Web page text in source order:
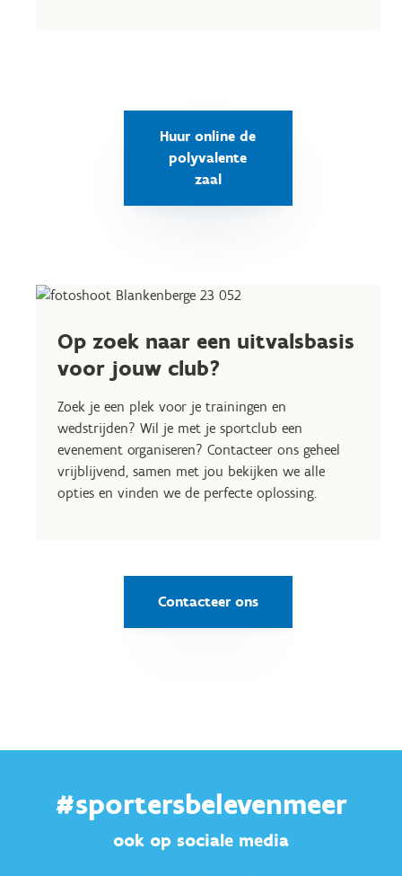
Huur online de
polyvalente
zaal
Op zoek naar een uitvalsbasis
voor jouw club?
Zoek je een plek voor je trainingen en
wedstrijden? Wil je met je sportclub een
evenement organiseren? Contacteer ons geheel
vrijblijvend, samen met jou bekijken we alle
opties en vinden we de perfecte oplossing.
Contacteer ons
#sportersbelevenmeer
ook op sociale media